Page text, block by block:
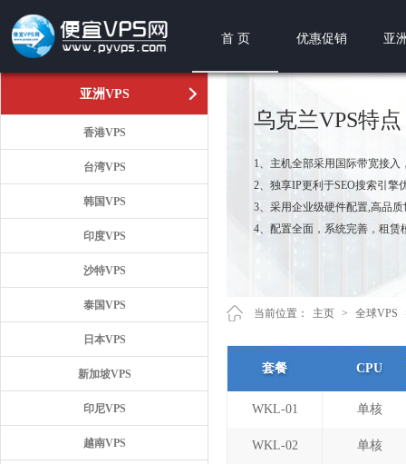
首 页 优惠促销 亚
亚洲VPS
香港VPS
台湾VPS
韩国VPS
印度VPS
沙特VPS
泰国VPS
日本VPS
新加坡VPS
印尼VPS
越南VPS
乌克兰VPS特
1、主机全部采用国际带宽接
2、独享IP更利于SEO搜索引擎
3、采用企业级硬件配置,高品
4、配置全面，系统完善，租
当前位置： 主页 > 全球VPS
套餐 CPU
WKL-01 单核
WKL-02 单核